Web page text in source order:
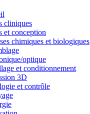
cliniques
et conception
chimiques et biologiques
optique
et conditionnement
3D
et contrôle